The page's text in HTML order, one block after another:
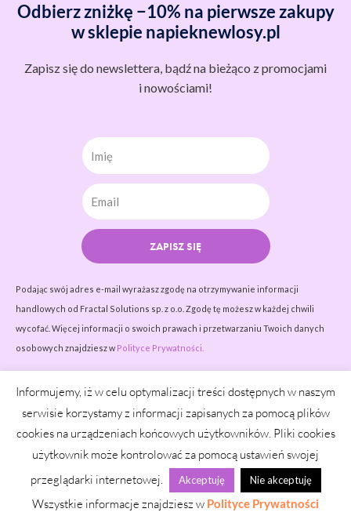
Odbierz zniżkę −10% na pierwsze zakupy
w sklepie napieknewlosy.pl
Zapisz się do newslettera, bądź na bieżąco z promocjami
i nowościami!
Imię
ZAPISZ SIĘ
Podając swój adres e-mail wyrażasz zgodę na otrzymywanie informacji
handlowych od Fractal Solutions sp. z o.o. Zgodę tę możesz w każdej chwili
wycofać. Więcej informacji o swoich prawach i przetwarzaniu Twoich danych
osobowych znajdziesz w Polityce Prywatności.
KONTAKT
kontakt@napieknewlosy.pl
O mnie
Porady
Informujemy, iż w celu optymalizacji treści dostępnych w naszym
serwisie korzystamy z informacji zapisanych za pomocą plików
cookies na urządzeniach końcowych użytkowników. Pliki cookies
użytkownik może kontrolować za pomocą ustawień swojej
przeglądarki internetowej.
Akceptuję Nie akceptuję
Wszystkie informacje znajdziesz w Polityce Prywatności